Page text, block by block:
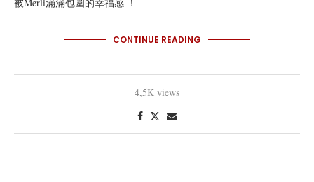
CONTINUE READING
4,5K views